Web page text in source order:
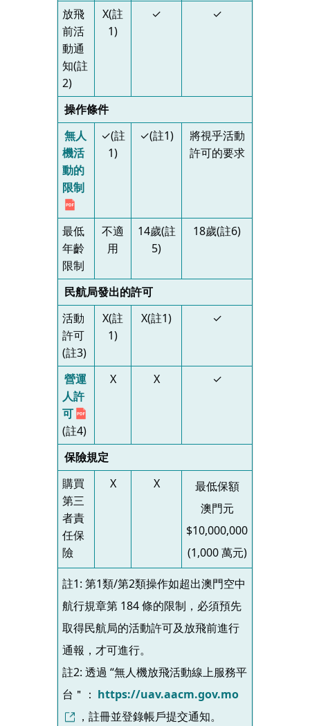
放飛
前活
動通
知(註
2)
X(註
1)
✓ ✓
操作條件
無人
機活
動的
限制
✓(註
1)
✓(註1)
將視乎活動
許可的要求
最低
年齡
限制
不適
用
14歲(註
5)
18歲(註6)
民航局發出的許可
活動
許可
(註3)
X(註
1)
X(註1) ✓
營運
人許
可
(註4)
X X ✓
保險規定
購買
第三
者責
任保
險
X X
最低保額
澳門元
$10,000,000
(1,000 萬元)
註1: 第1類/第2類操作如超出澳門空中
航行規章第 184 條的限制，必須預先
取得民航局的活動許可及放飛前進行
通報，才可進行。
註2: 透過 “無人機放飛活動線上服務平
台＂： https://uav.aacm.gov.mo
，註冊並登錄帳戶提交通知。